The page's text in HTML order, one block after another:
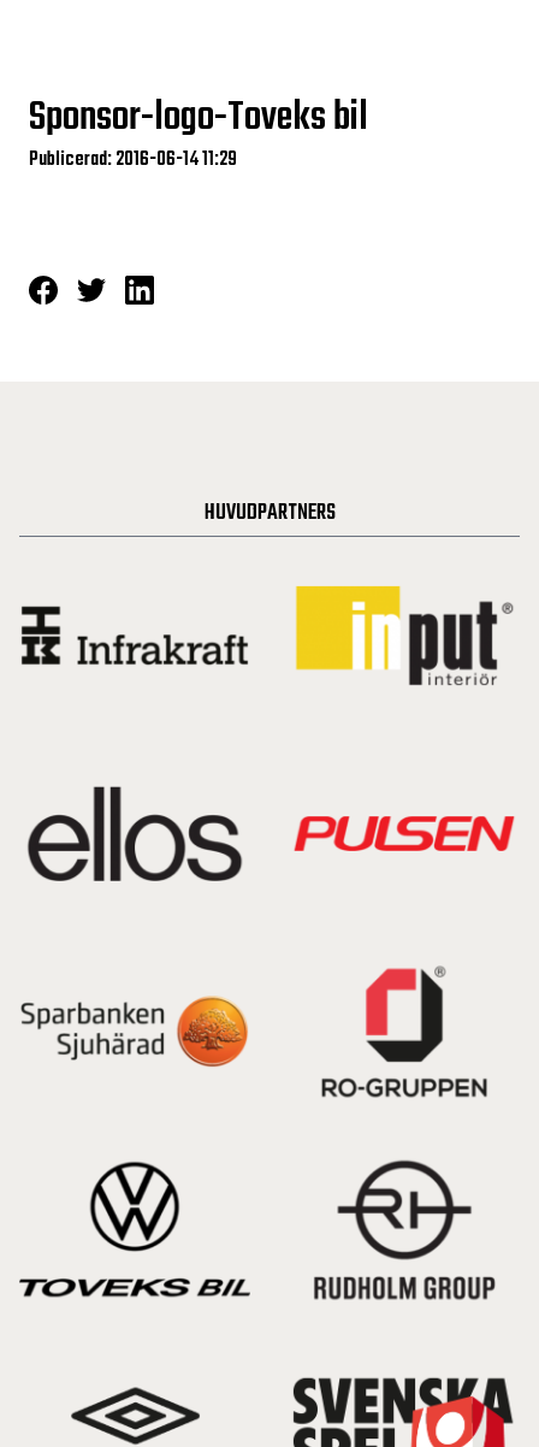
Sponsor-logo-Toveks bil
Publicerad: 2016-06-14 11:29
HUVUDPARTNERS